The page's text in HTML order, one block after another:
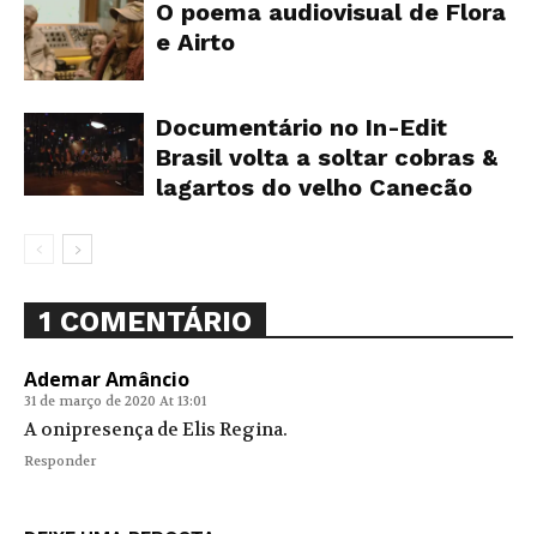
O poema audiovisual de Flora
e Airto
Documentário no In-Edit
Brasil volta a soltar cobras &
lagartos do velho Canecão
1 COMENTÁRIO
Ademar Amâncio
31 de março de 2020 At 13:01
A onipresença de Elis Regina.
Responder